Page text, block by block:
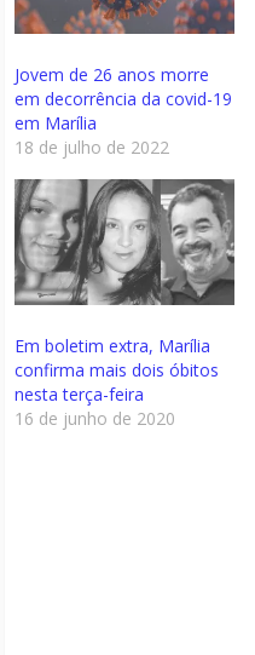
Jovem de 26 anos morre
em decorrência da covid-19
em Marília
18 de julho de 2022
Em boletim extra, Marília
confirma mais dois óbitos
nesta terça-feira
16 de junho de 2020